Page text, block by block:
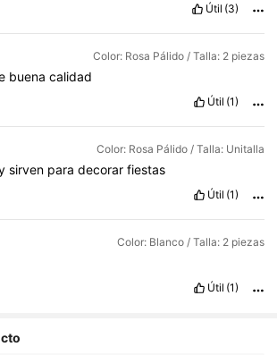
Útil (3)
Color: Rosa Pálido / Talla: 2 piezas
buena calidad
Útil (1)
Color: Rosa Pálido / Talla: Unitalla
sirven paradecorarfiestas
Útil (1)
Color: Blanco / Talla: 2 piezas
Útil (1)